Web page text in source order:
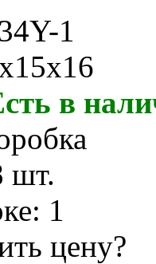
1
в
шт.
1
цену?